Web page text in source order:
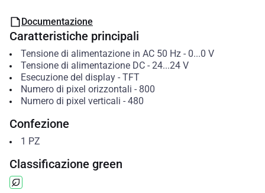
Documentazione
Caratteristiche principali
Tensione di alimentazione in AC 50 Hz- 0...0 V
Tensione di alimentazione DC- 24...24 V
Esecuzione del display- TFT
Numero di pixel orizzontali - 800
Numero di pixel verticali - 480
Confezione
1 PZ
Classificazione green